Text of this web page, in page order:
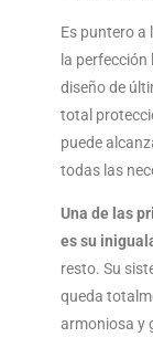
Es puntero a
la
diseño de
total
puede
todas las
Una de las
es su
resto. Su
queda
armoniosa y